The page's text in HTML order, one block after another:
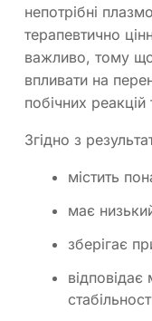
непотрібні
терапевтично
важливо, тому
впливати на
побічних
Згідно з
містить
має
зберігає